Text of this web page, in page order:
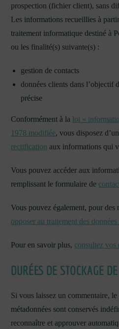
prospection (fichier client), sans
Les informations recueillies à
traitement informatique destiné à
ou les finalité(s) suivante(s) :
gestion de contacts
données clients dans l’objectif
précise
Conformément à la loi «
1978 modifiée, vous disposez d’un
rectification aux informations qui
Vous pouvez accéder aux
remplissant le formulaire de
Vous pouvez également, pour
opposer au traitement des
Pour en savoir plus, consultez
DURÉES DE STOCKAGE
Si vous laissez un commentaire, le
métadonnées sont conservés
reconnaître et approuver